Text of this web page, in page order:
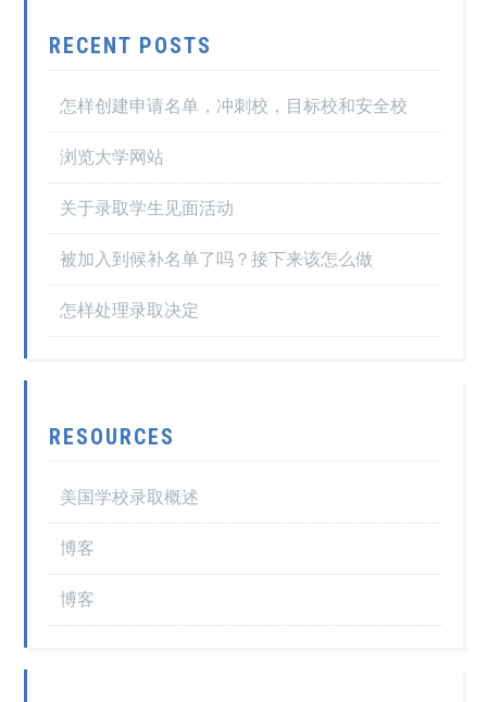
RECENT POSTS
怎样创建申请名单，冲刺校，目标校和安全校
浏览大学网站
关于录取学生见面活动
被加入到候补名单了吗？接下来该怎么做
怎样处理录取决定
RESOURCES
美国学校录取概述
博客
博客